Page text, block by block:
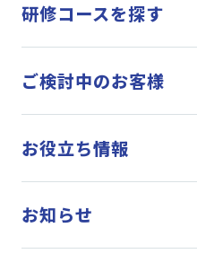
研修コースを探す
ご検討中のお客様
お役立ち情報
お知らせ